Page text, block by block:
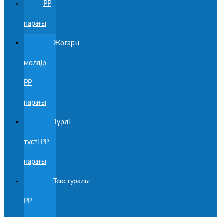
PP
парағы
Жоғары
мөлдір
PP
парағы
Түрлі-
түсті PP
парағы
Текстуралы
PP